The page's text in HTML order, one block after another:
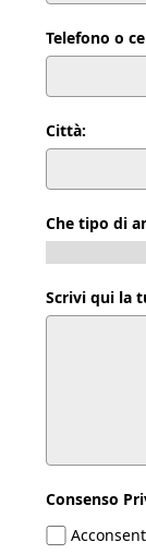
Telefono o
Città:
Che tipo di
Scrivi qui la
Consenso